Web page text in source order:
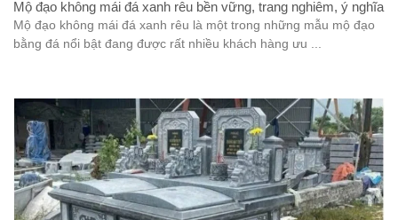
Mộ đạo không mái đá xanh rêu bền vững, trang nghiêm, ý nghĩa
Mộ đạo không mái đá xanh rêu là một trong những mẫu mộ đạo
bằng đá nổi bật đang được rất nhiều khách hàng ưu ...